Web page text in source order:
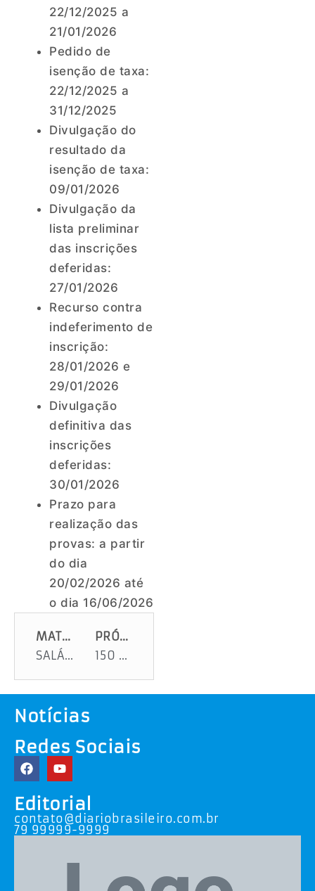
22/12/2025 a
21/01/2026
Pedido de
isenção de taxa:
22/12/2025 a
31/12/2025
Divulgação do
resultado da
isenção de taxa:
09/01/2026
Divulgação da
lista preliminar
das inscrições
deferidas:
27/01/2026
Recurso contra
indeferimento de
inscrição:
28/01/2026 e
29/01/2026
Divulgação
definitiva das
inscrições
deferidas:
30/01/2026
Prazo para
realização das
provas: a partir
do dia
20/02/2026 até
o dia 16/06/2026
MATÉRIA ANTERIOR
SALÁRIOS DE SERVIDORES SERÃO REAJUSTADOS
PRÓXIMA MATÉRIA
150 anos de fé
Notícias
Redes Sociais
Editorial
contato@diariobrasileiro.com.br
79 99999-9999